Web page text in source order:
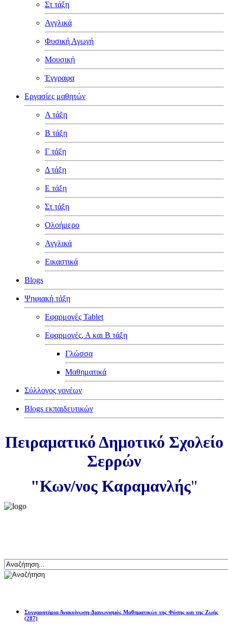
Στ τάξη
Αγγλικά
Φυσική Αγωγή
Μουσική
Έγγραφα
Εργασίες μαθητών
Α τάξη
Β τάξη
Γ τάξη
Δ τάξη
Ε τάξη
Στ τάξη
Ολοήμερο
Αγγλικά
Εικαστικά
Blogs
Ψηφιακή τάξη
Εφαρμογές Tablet
Εφαρμογές, Α και Β τάξη
Γλώσσα
Μαθηματικά
Σύλλογος γονέων
Blogs εκπαιδευτικών
Πειραματικό Δημοτικό Σχολείο
Σερρών
"Κων/νος Καραμανλής"
Συγχαρητήρια Ανακοίνωση-Διαγωνισμός Μαθηματικών της Φύσης και της Ζωής
(287)